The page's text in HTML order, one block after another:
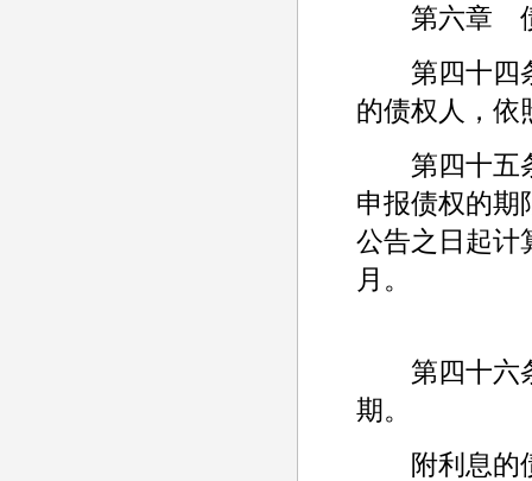
第六章 债
第四十四条
的债权人，依
第四十五条
申报债权的期
公告之日起计
月。
第四十六条
期。
附利息的债